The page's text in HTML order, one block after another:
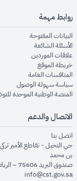
روابط مهمة
البيانات المفتوحةwindow
الأسئلة الشائعةwindow
علاقات الموردينwindow
خريطة الموقعnew window
المنافسات العامةwindow
سياسة سهولة الوصول
المنصة الوطنية الموحدة
الاتصال والدعم
اتصل بنا
حي النخيل - تقاطع الأمير
بن محمد
صندوق البريد 75606 – الرياض 11588
info@cst.gov.sa